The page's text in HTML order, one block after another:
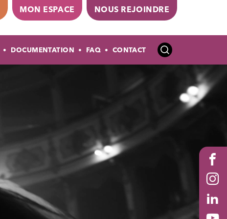
MON ESPACE NOUS REJOINDRE
DOCUMENTATION FAQ CONTACT